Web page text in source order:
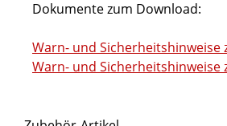
Dokumente zum Download:
Warn- und Sicherheitshinweise
Warn- und Sicherheitshinweise